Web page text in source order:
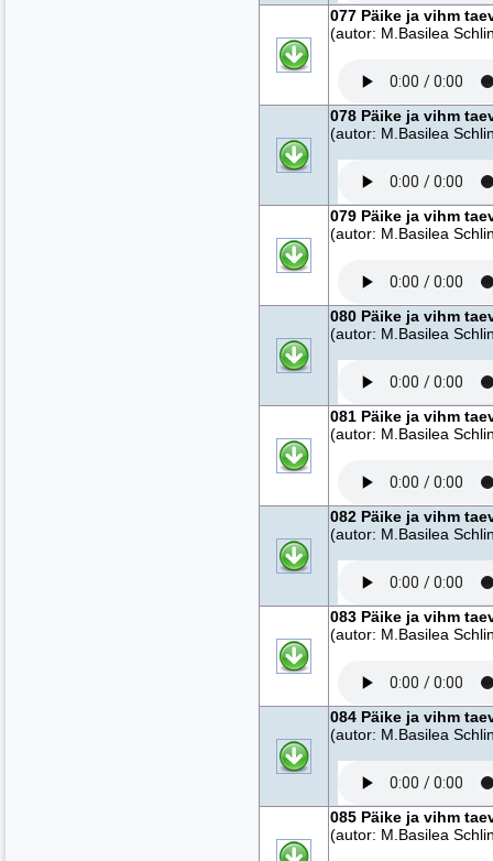
077 Päike ja vihm
(autor: M.Basilea
078 Päike ja vihm
(autor: M.Basilea
079 Päike ja vihm
(autor: M.Basilea
080 Päike ja vihm
(autor: M.Basilea
081 Päike ja vihm
(autor: M.Basilea
082 Päike ja vihm
(autor: M.Basilea
083 Päike ja vihm
(autor: M.Basilea
084 Päike ja vihm
(autor: M.Basilea
085 Päike ja vihm
(autor: M.Basilea